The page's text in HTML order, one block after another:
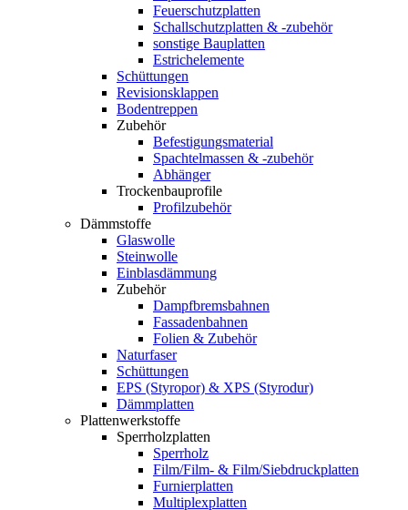
Feuerschutzplatten
Schallschutzplatten & -zubehör
sonstige Bauplatten
Estrichelemente
Schüttungen
Revisionsklappen
Bodentreppen
Zubehör
Befestigungsmaterial
Spachtelmassen & -zubehör
Abhänger
Trockenbauprofile
Profilzubehör
Dämmstoffe
Glaswolle
Steinwolle
Einblasdämmung
Zubehör
Dampfbremsbahnen
Fassadenbahnen
Folien & Zubehör
Naturfaser
Schüttungen
EPS (Styropor) & XPS (Styrodur)
Dämmplatten
Plattenwerkstoffe
Sperrholzplatten
Sperrholz
Film/Film- & Film/Siebdruckplatten
Furnierplatten
Multiplexplatten